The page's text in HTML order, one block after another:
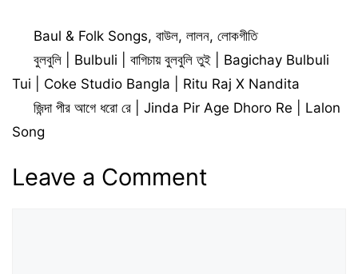
Categories
Baul & Folk Songs,বাউল,লালন,লোকগীতি
বুলবুলি | Bulbuli | বাগিচায় বুলবুলি তুই | Bagichay Bulbuli
Tui | Coke Studio Bangla | Ritu Raj X Nandita
জিন্দা পীর আগে ধরো রে | Jinda Pir Age Dhoro Re | Lalon
Song
Leave a Comment